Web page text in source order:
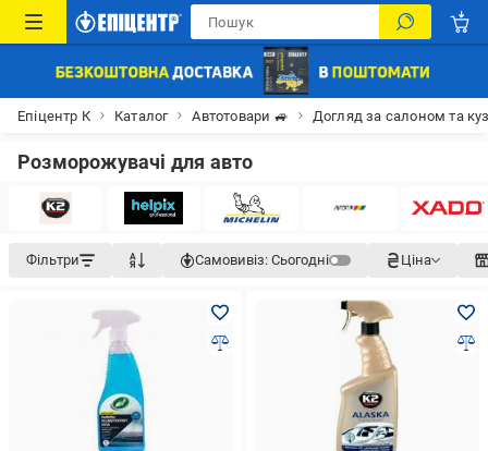
Епіцентр К Каталог Автотовари 🚙 Догляд за салоном та
Розморожувачі для авто
Фільтри Самовивіз: Сьогодні Ціна